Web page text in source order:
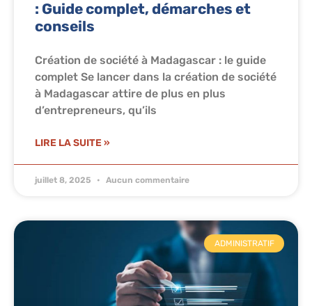
: Guide complet, démarches et
conseils
Création de société à Madagascar : le guide
complet Se lancer dans la création de société
à Madagascar attire de plus en plus
d’entrepreneurs, qu’ils
LIRE LA SUITE »
juillet 8, 2025 Aucun commentaire
ADMINISTRATIF